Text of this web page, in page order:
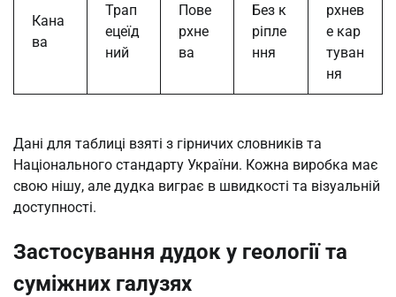
Кана
ва
Трап
ецеїд
ний
Пове
рхне
ва
Без к
ріпле
ння
рхнев
е кар
туван
ня
Дані для таблиці взяті з гірничих словників та
Національного стандарту України. Кожна виробка має
свою нішу, але дудка виграє в швидкості та візуальній
доступності.
Застосування дудок у геології та
суміжних галузях